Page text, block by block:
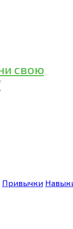
Привычки